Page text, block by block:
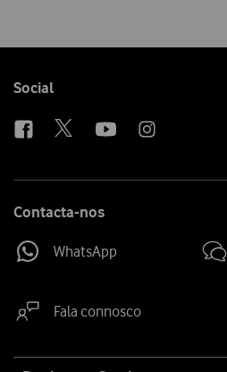
Follow
Social
Contacta-nos
WhatsApp
Fala connosco